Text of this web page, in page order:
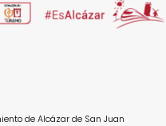
de Alcázar de San Juan